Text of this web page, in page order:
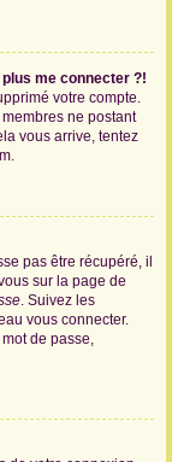
me connecter ?!
votre compte.
ne postant
vous arrive, tentez
pas être récupéré, il
sur la page de
. Suivez les
vous connecter.
de passe,